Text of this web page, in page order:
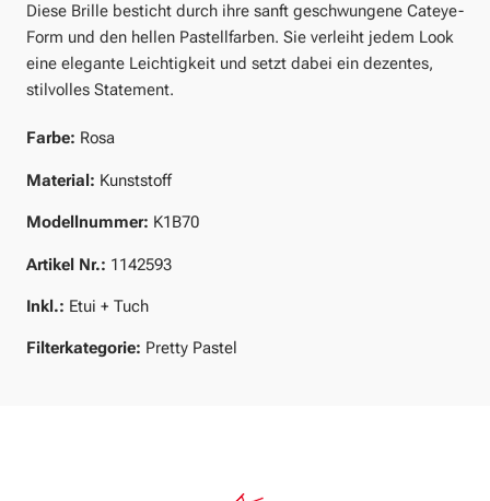
Diese Brille besticht durch ihre sanft geschwungene Cateye-
Form und den hellen Pastellfarben. Sie verleiht jedem Look
eine elegante Leichtigkeit und setzt dabei ein dezentes,
stilvolles Statement.
Farbe: Rosa
Material: Kunststoff
Modellnummer: K1B70
Artikel Nr.: 1142593
Inkl.: Etui + Tuch
Filterkategorie: Pretty Pastel